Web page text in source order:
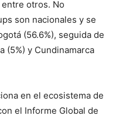
otros. No
son nacionales y se
(56.6%), seguida de
(5%) y Cundinamarca
en el ecosistema de
el Informe Global de